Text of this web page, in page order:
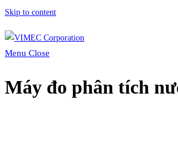
Skip to content
Menu Close
Máy đo phân tích